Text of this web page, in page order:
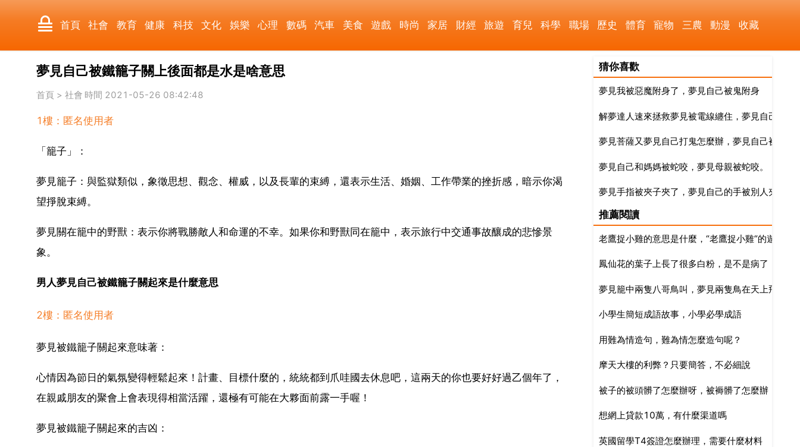
首頁 社會 教育 健康 科技 文化 娛樂 心理 數碼 汽車 美食 遊戲 時尚 家居 財經 旅遊 育兒 科學 職場 歷史 體育 寵物 三農 動漫 收藏
國際 軍事 電影 其它
夢見自己被鐵籠子關上後面都是水是啥意思
首頁 > 社會 時間 2021-05-26 08:42:48
1樓：匿名使用者
「籠子」：
夢見籠子：與監獄類似，象徵思想、觀念、權威，以及長輩的束縛，還表示生活、婚姻、工作帶業的挫折感，暗示你渴
望掙脫束縛。
夢見關在籠中的野獸：表示你將戰勝敵人和命運的不幸。如果你和野獸同在籠中，表示旅行中交通事故釀成的悲慘景
象。
男人夢見自己被鐵籠子關起來是什麼意思
2樓：匿名使用者
夢見被鐵籠子關起來意味著：
心情因為節日的氣氛變得輕鬆起來！計畫、目標什麼的，統統都到爪哇國去休息吧，這兩天的你也要好好過乙個年了，
在親戚朋友的聚會上會表現得相當活躍，還極有可能在大夥面前露一手喔！
夢見被鐵籠子關起來的吉凶：
猜你喜歡
夢見我被惡魔附身了，夢見自己被鬼附身
解夢達人速來拯救夢見被電線纏住，夢見自己被電
夢見菩薩又夢見自己打鬼怎麼辦，夢見自己被鬼上
夢見自己和媽媽被蛇咬，夢見母親被蛇咬。
夢見手指被夾子夾了，夢見自己的手被別人夾子夾
推薦閱讀
老鷹捉小雞的意思是什麼，“老鷹捉小雞“的遊戲有
鳳仙花的葉子上長了很多白粉，是不是病了
夢見籠中兩隻八哥鳥叫，夢見兩隻鳥在天上飛是什
小學生簡短成語故事，小學必學成語
用難為情造句，難為情怎麼造句呢？
摩天大樓的利弊？只要簡答，不必細說
被子的被頭髒了怎麼辦呀，被褥髒了怎麼辦
想網上貸款10萬，有什麼渠道嗎
英國留學T4簽證怎麼辦理，需要什麼材料